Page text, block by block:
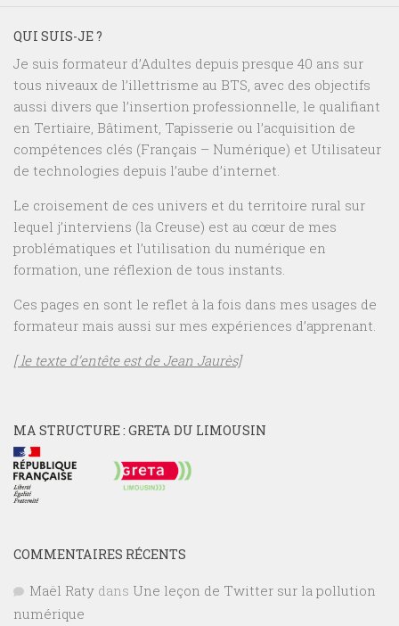
QUI SUIS-JE ?
Je suis formateur d’Adultes depuis presque 40 ans sur
tous niveaux de l’illettrisme au BTS, avec des objectifs
aussi divers que l’insertion professionnelle, le qualifiant
en Tertiaire, Bâtiment, Tapisserie ou l’acquisition de
compétences clés (Français – Numérique) et Utilisateur
de technologies depuis l’aube d’internet.
Le croisement de ces univers et du territoire rural sur
lequel j’interviens (la Creuse) est au cœur de mes
problématiques et l’utilisation du numérique en
formation, une réflexion de tous instants.
Ces pages en sont le reflet à la fois dans mes usages de
formateur mais aussi sur mes expériences d’apprenant.
[ le texte d’entête est de Jean Jaurès]
MA STRUCTURE : GRETA DU LIMOUSIN
COMMENTAIRES RÉCENTS
Maël Raty dans Une leçon de Twitter sur la pollution
numérique